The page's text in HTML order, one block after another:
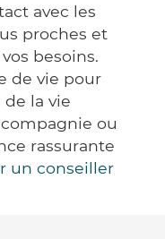
avec les
proches et
besoins.
de vie pour
de la vie
ou
rassurante
un conseiller